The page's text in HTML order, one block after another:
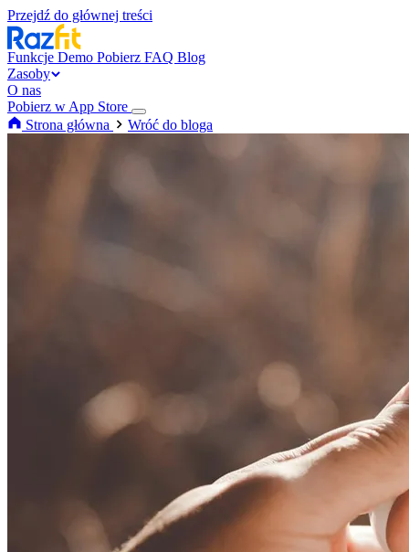
Przejdź do głównej treści
Funkcje Demo Pobierz FAQ Blog
Zasoby
O nas
Pobierz w App Store
Strona główna
Wróć do bloga